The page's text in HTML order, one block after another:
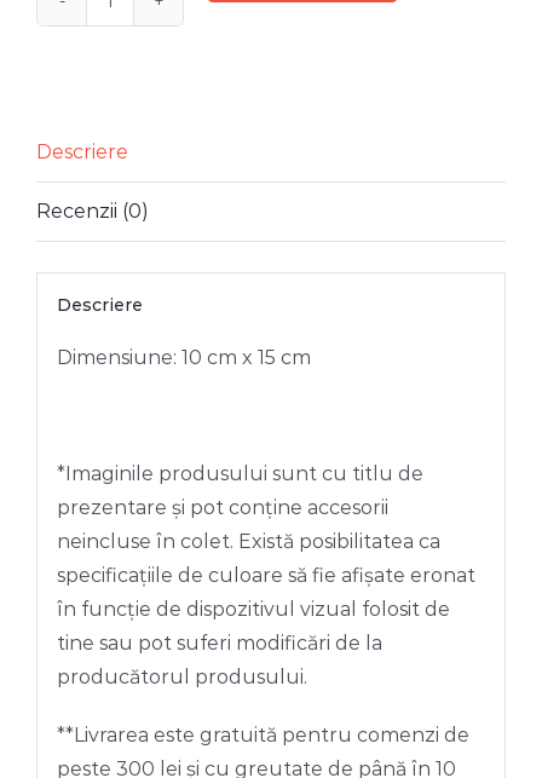
ROZ
Descriere
Recenzii (0)
Descriere
Dimensiune: 10 cm x 15 cm
*Imaginile produsului sunt cu titlu de
prezentare și pot conține accesorii
neincluse în colet. Există posibilitatea ca
specificațiile de culoare să fie afișate eronat
în funcție de dispozitivul vizual folosit de
tine sau pot suferi modificări de la
producătorul produsului.
**Livrarea este gratuită pentru comenzi de
peste 300 lei și cu greutate de până în 10